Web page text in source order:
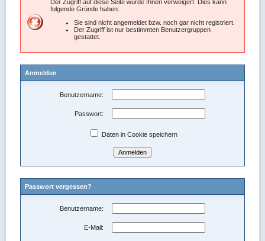
Der Zugriff auf diese Seite wurde Ihnen verweigert. Dies kann
folgende Gründe haben:
Sie sind nicht angemeldet bzw. noch gar nicht registriert.
Der Zugriff ist nur bestimmten Benutzergruppen
gestattet.
Anmelden
Benutzername:
Passwort:
Daten in Cookie speichern
Passwort vergessen?
Benutzername:
E-Mail: